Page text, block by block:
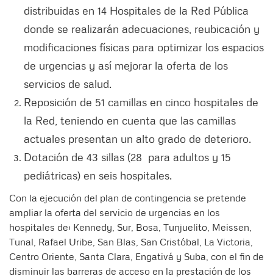
distribuidas en 14 Hospitales de la Red Pública
donde se realizarán adecuaciones, reubicación y
modificaciones físicas para optimizar los espacios
de urgencias y así mejorar la oferta de los
servicios de salud.
Reposición de 51 camillas en cinco hospitales de
la Red, teniendo en cuenta que las camillas
actuales presentan un alto grado de deterioro.
Dotación de 43 sillas (28 para adultos y 15
pediátricas) en seis hospitales.
Con la ejecución del plan de contingencia se pretende
ampliar la oferta del servicio de urgencias en los
hospitales de: Kennedy, Sur, Bosa, Tunjuelito, Meissen,
Tunal, Rafael Uribe, San Blas, San Cristóbal, La Victoria,
Centro Oriente, Santa Clara, Engativá y Suba, con el fin de
disminuir las barreras de acceso en la prestación de los